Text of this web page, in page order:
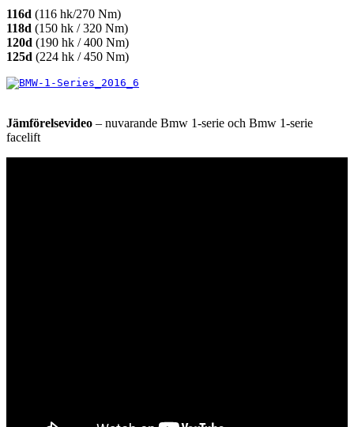
116d (116 hk/270 Nm)
118d (150 hk / 320 Nm)
120d (190 hk / 400 Nm)
125d (224 hk / 450 Nm)
Jämförelsevideo – nuvarande Bmw 1-serie och Bmw 1-serie
facelift